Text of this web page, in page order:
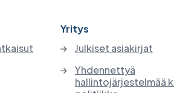
Yritys
Julkiset asiakirjat
Yhdennettyä
hallintojärjestelmää